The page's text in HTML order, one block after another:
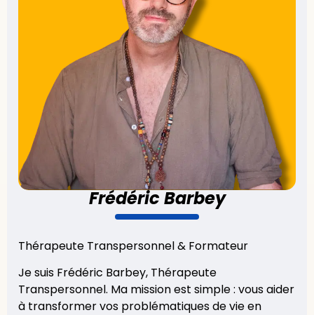
Frédéric Barbey
Thérapeute Transpersonnel & Formateur
Je suis Frédéric Barbey, Thérapeute
Transpersonnel. Ma mission est simple : vous aider
à transformer vos problématiques de vie en